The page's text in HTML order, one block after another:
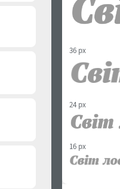
36 px
24 px
16 px